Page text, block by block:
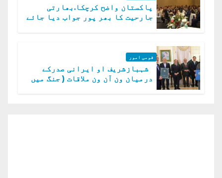
پاکستان واضح کرچکا.بھارتی
جارحیت کا بھر پور جواب دیا جائے
قومی امور
شہبازشریف او ایرانی صدرکے
درمیان ون آن ون ملاقات ( جنگ میں